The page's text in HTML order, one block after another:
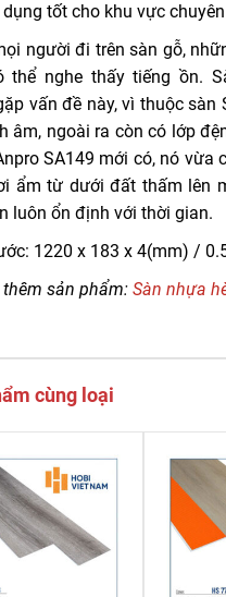
dụng tốt cho khu vực
người đi trên sàn gỗ,
thể nghe thấy tiếng ồn.
vấn đề này, vì thuộc sàn
âm, ngoài ra còn có lớp
SA149 mới có, nó vừa
ẩm từ dưới đất thấm lên
luôn ổn định với thời gian.
1220 x 183 x 4(mm) /
thêm sản phẩm: Sàn nhựa
cùng loại